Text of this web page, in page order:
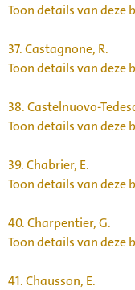
Toon details van deze
37.Castagnone, R.
Toon details van deze
38.Castelnuovo-
Toon details van deze
39.Chabrier, E.
Toon details van deze
40.Charpentier, G.
Toon details van deze
41.Chausson, E.